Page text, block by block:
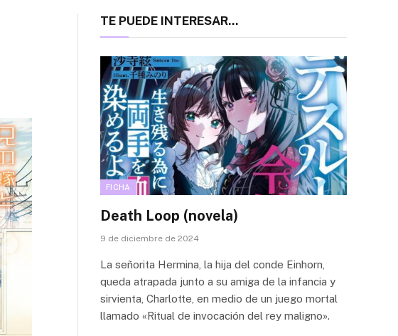
TE PUEDE INTERESAR...
FICHA
Death Loop (novela)
9 de diciembre de 2024
La señorita Hermina, la hija del conde Einhorn,
queda atrapada junto a su amiga de la infancia y
sirvienta, Charlotte, en medio de un juego mortal
llamado «Ritual de invocación del rey maligno».